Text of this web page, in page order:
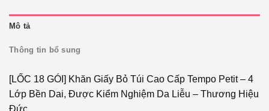
Mô tả
Thông tin bổ sung
[LỐC 18 GÓI] Khăn Giấy Bỏ Túi Cao Cấp Tempo Petit – 4
Lớp Bền Dai, Được Kiểm Nghiệm Da Liễu – Thương Hiệu